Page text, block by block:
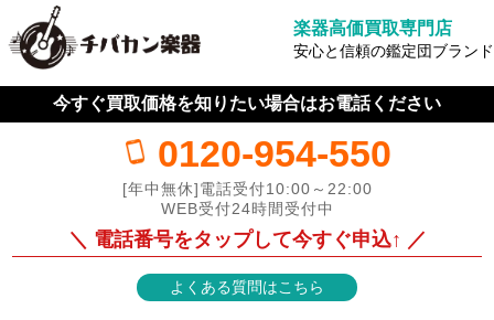
楽器高価買取専門店
安心と信頼の鑑定団ブランド
今すぐ買取価格を知りたい場合はお電話ください
0120-954-550
[年中無休]電話受付10:00～22:00
WEB受付24時間受付中
＼ 電話番号をタップして今すぐ申込↑ ／
よくある質問はこちら